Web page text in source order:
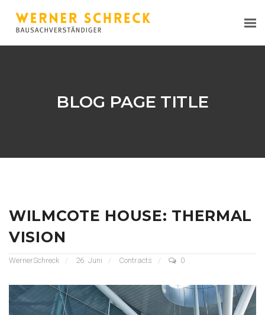
BLOG PAGE TITLE
WILMCOTE HOUSE: THERMAL
VISION
WernerSchreck 26 Juni Contracts 0